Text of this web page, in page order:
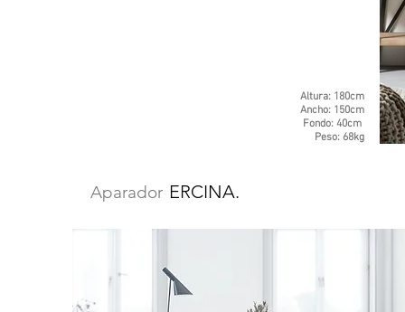
Altura: 180cm
Ancho: 150cm
Fondo: 40cm
Peso: 68kg
Aparador ERCINA.